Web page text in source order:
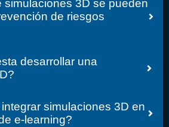
simulaciones 3D se pueden
de riesgos
desarrollar una
simulaciones 3D en
e-learning?